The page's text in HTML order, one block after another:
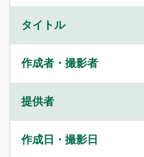
タイトル
作成者・撮影者
提供者
作成日・撮影日